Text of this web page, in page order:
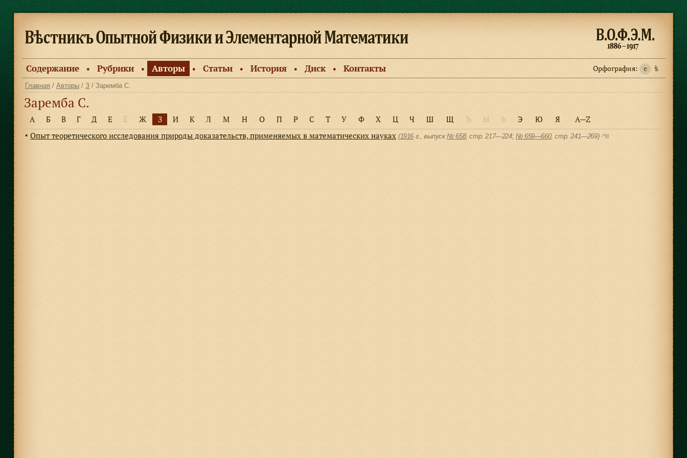
Содержание ● Рубрики ● Авторы ● Статьи ● История ● Диск ● Контакты Орфография: e ѣ
Главная / Авторы / З / Заремба С.
Заремба С.
А Б В Г Д Е Ё Ж З И К Л М Н О П Р С Т У Ф Х Ц Ч Ш Щ Ъ Ы Ь Э Ю Я A—Z
● Опыт теоретического исследования природы доказательств, применяемых в математических науках (1916 г., выпуск№ 658, cтр. 217—224; № 659—660, cтр. 241—269)